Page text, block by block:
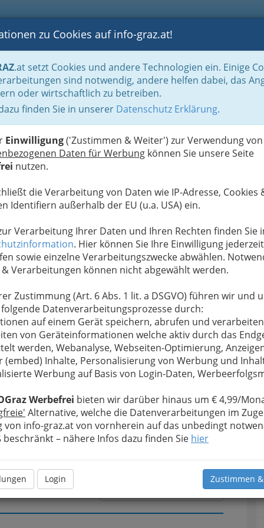
BLOGS FOTOS GASTRONOMIE BRANCHEN
zu Cookies auf info-graz.at!
.at setzt Cookies und andere Technologien ein. Einige
sind notwendig, andere helfen dabei, das
oder wirtschaftlich zu betreiben.
finden Sie in unserer Datenschutz Erklärung.
Einwilligung('Zustimmen & Weiter') zur Verwendung von
Daten für Werbung können Sie unsere Seite
nutzen.
die Verarbeitung von Daten wie IP-Adresse, Cookies
Identifiern außerhalb der EU (u.a. USA) ein.
Verarbeitung Ihrer Daten und Ihren Rechten finden Sie
. Hier können Sie Ihre Einwilligung jederzeit
sowie einzelne Verarbeitungszwecke abwählen.
& Verarbeitungen können nicht abgewählt werden.
Zustimmung (Art. 6 Abs. 1 lit. a DSGVO) führen wir und
Datenverarbeitungsprozesse durch:
auf einem Gerät speichern, abrufen und
von Geräteinformationen welche aktiv durch das
werden, Webanalyse, Webseiten-Optimierung,
(embed) Inhalte, Personalisierung von Werbung und
Werbung auf Basis von Login-Daten,
Werbefrei bieten wir darüber hinaus um € 4,99/
Alternative, welche die Datenverarbeitungen im
von info-graz.at von vornherein auf das unbedingt
beschränkt – nähere Infos dazu finden Sie hier
Login Zustimmen
bewahren, verwenden wir an dieser Stelle zur
Ihre Nachricht wird nach dem Absenden
Rosegger weitergeleitet.
Meine Nachricht
Meine Nachricht senden